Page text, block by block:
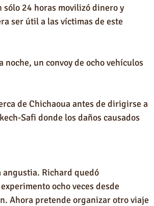
24 horas movilizó dinero y
ser útil a las víctimas de este
un convoy de ocho vehículos
de Chichaoua antes de dirigirse a
Safi donde los daños causados
Richard quedó
ocho veces desde
Ahora pretende organizar otro viaje